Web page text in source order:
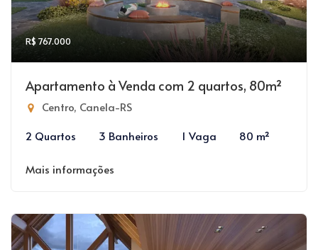
R$ 767.000
Apartamento à Venda com 2 quartos, 80m²
Centro, Canela-RS
2 Quartos
3 Banheiros 1 Vaga 80 m²
Mais informações